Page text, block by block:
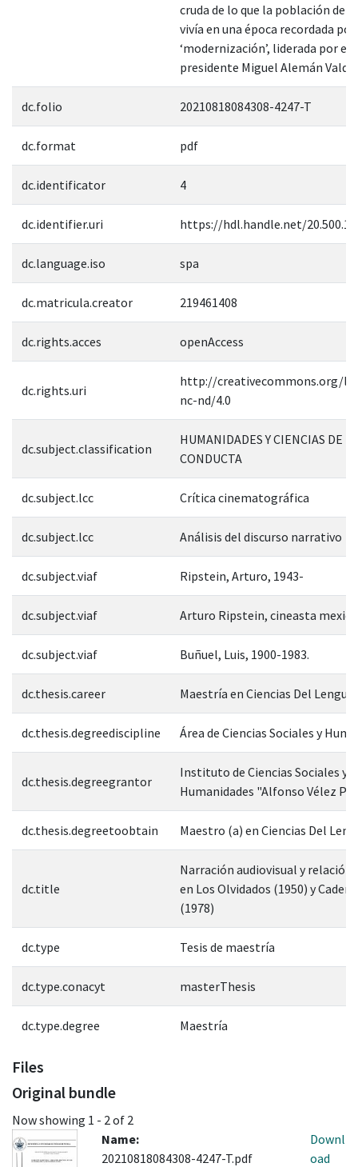
cruda de lo que la población de
vivía en una época recordada por
‘modernización’, liderada por el
presidente Miguel Alemán
dc.folio 20210818084308-4247-T
dc.format pdf
dc.identificator 4
dc.identifier.uri https://hdl.handle.net/
dc.language.iso spa
dc.matricula.creator 219461408
dc.rights.acces openAccess
dc.rights.uri
http://creativecommons.org/
nc-nd/4.0
dc.subject.classification
HUMANIDADES Y CIENCIAS DE LA
CONDUCTA
dc.subject.lcc Crítica cinematográfica
dc.subject.lcc Análisis del discurso narrativo
dc.subject.viaf Ripstein, Arturo, 1943-
dc.subject.viaf Arturo Ripstein, cineasta
dc.subject.viaf Buñuel, Luis, 1900-1983.
dc.thesis.career Maestría en Ciencias Del
dc.thesis.degreediscipline Área de Ciencias Sociales y
dc.thesis.degreegrantor
Instituto de Ciencias Sociales y
Humanidades "Alfonso Vélez
dc.thesis.degreetoobtain Maestro (a) en Ciencias Del
dc.title
Narración audiovisual y relación
en Los Olvidados (1950) y
(1978)
dc.type Tesis de maestría
dc.type.conacyt masterThesis
dc.type.degree Maestría
Files
Original bundle
Now showing 1 - 2 of 2
Name:
20210818084308-4247-T.pdf
Downl
oad